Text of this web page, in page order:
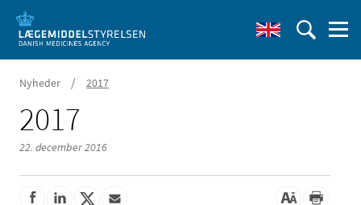
Nyheder / 2017
2017
22. december 2016